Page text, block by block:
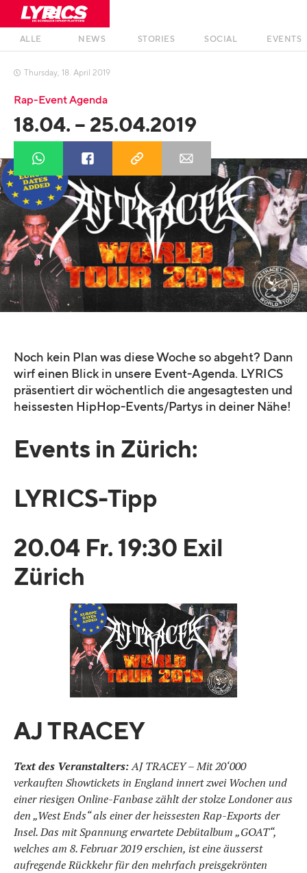
ALLE NEWS STORIES SOCIAL EVENTS
 Thursday, 18. April 2019
Rap-Event Agenda
18.04. – 25.04.2019
Noch kein Plan was diese Woche so abgeht? Dann
wirf einen Blick in unsere Event-Agenda. LYRICS
präsentiert dir wöchentlich die angesagtesten und
heissesten HipHop-Events/Partys in deiner Nähe!
Events in Zürich:
LYRICS-Tipp
20.04 Fr. 19:30 Exil
Zürich
AJ TRACEY
Text des Veranstalters:AJ TRACEY – Mit 20‘000
verkauften Showtickets in England innert zwei Wochen und
einer riesigen Online-Fanbase zählt der stolze Londoner aus
den „West Ends“ als einer der heissesten Rap-Exports der
Insel. Das mit Spannung erwartete Debütalbum „GOAT“,
welches am 8. Februar 2019 erschien, ist eine äusserst
aufregende Rückkehr für den mehrfach preisgekrönten